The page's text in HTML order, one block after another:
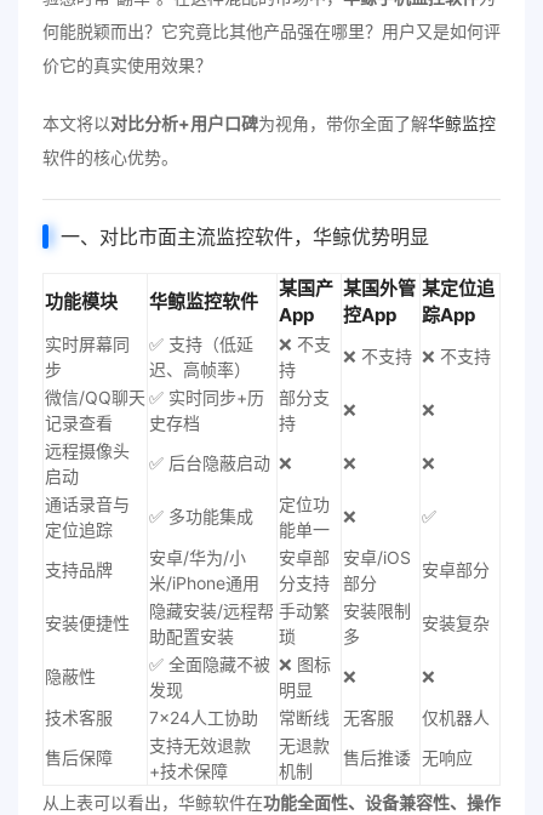
何能脱颖而出？它究竟比其他产品强在哪里？用户又是如何评
价它的真实使用效果？
本文将以对比分析+用户口碑为视角，带你全面了解华鲸监控
软件的核心优势。
一、对比市面主流监控软件，华鲸优势明显
功能模块 华鲸监控软件
某国产
App
某国外管
控App
某定位追
踪App
实时屏幕同
步
✅ 支持（低延
迟、高帧率）
❌ 不支
持
❌ 不支持 ❌ 不支持
微信/QQ聊天
记录查看
✅ 实时同步+历
史存档
部分支
持
❌
❌
远程摄像头
启动
✅ 后台隐蔽启动 ❌ ❌
❌
通话录音与
定位追踪
✅ 多功能集成
定位功
能单一
❌ ✅
支持品牌
安卓/华为/小
米/iPhone通用
安卓部
分支持
安卓/iOS
部分
安卓部分
安装便捷性
隐藏安装/远程帮
助配置安装
手动繁
琐
安装限制
多
安装复杂
隐蔽性
✅ 全面隐藏不被
发现
❌ 图标
明显
❌
❌
技术客服
7×24人工协助 常断线 无客服
仅机器人
售后保障
支持无效退款
+技术保障
无退款
机制
售后推诿 无响应
从上表可以看出，华鲸软件在功能全面性、设备兼容性、操作